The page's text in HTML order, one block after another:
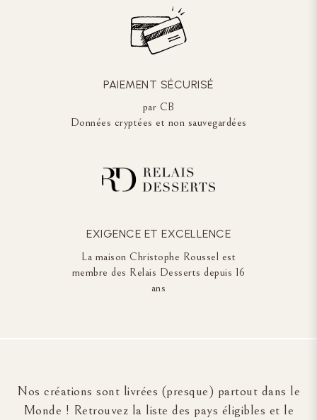
PAIEMENT SÉCURISÉ
par CB
Données cryptées et non sauvegardées
EXIGENCE ET EXCELLENCE
La maison Christophe Roussel est
membre des Relais Desserts depuis 16
ans
Nos créations sont livrées (presque) partout dans le
Monde ! Retrouvez la liste des pays éligibles et le